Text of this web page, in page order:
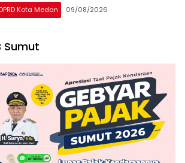
DPRD Kota Medan 09/08/2026
Sumut